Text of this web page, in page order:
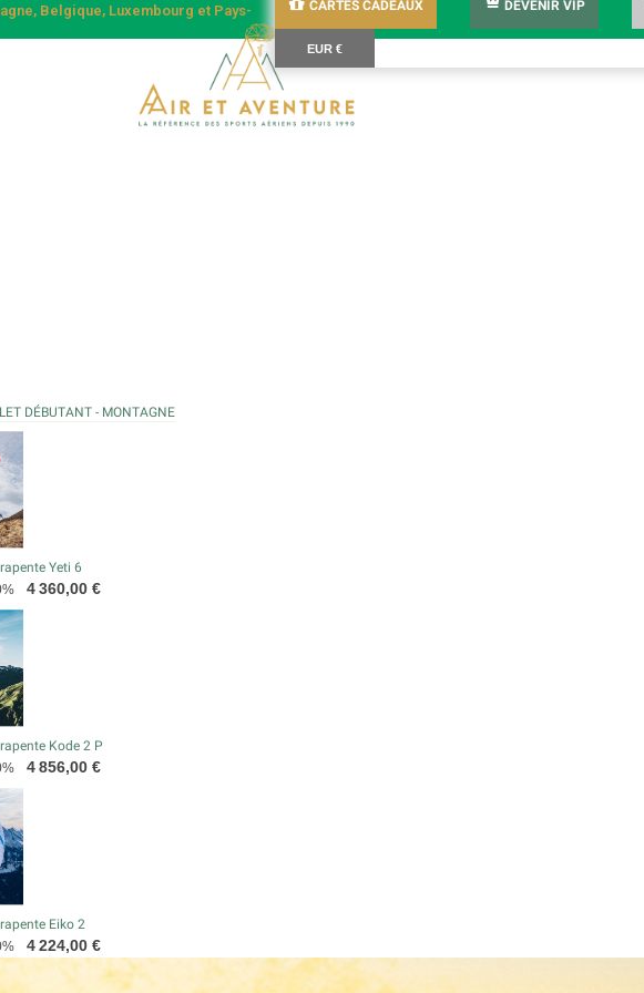
Belgique, Luxembourg et Pays-
CARTES CADEAUX DEVENIR VIP
EUR €
DÉBUTANT - MONTAGNE
Yeti 6
Prix
4 360,00 €
Kode 2 P
Prix
4 856,00 €
Eiko 2
Prix
4 224,00 €